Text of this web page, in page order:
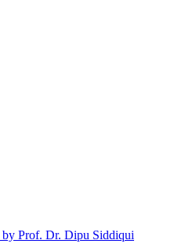
Prof. Dr. Dipu Siddiqui